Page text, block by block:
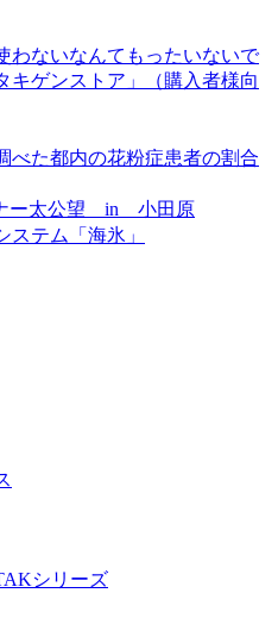
わないなんてもったいないで
キゲンストア」（購入者様向
べた都内の花粉症患者の割合
ー太公望 in 小田原
テム「海氷」
シリーズ